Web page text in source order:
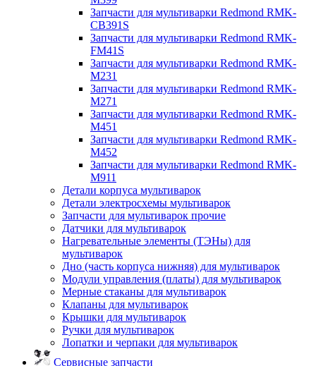
Запчасти для мультиварки Redmond RMK-
CB391S
Запчасти для мультиварки Redmond RMK-
FM41S
Запчасти для мультиварки Redmond RMK-
M231
Запчасти для мультиварки Redmond RMK-
M271
Запчасти для мультиварки Redmond RMK-
M451
Запчасти для мультиварки Redmond RMK-
M452
Запчасти для мультиварки Redmond RMK-
M911
Детали корпуса мультиварок
Детали электросхемы мультиварок
Запчасти для мультиварок прочие
Датчики для мультиварок
Нагревательные элементы (ТЭНы) для
мультиварок
Дно (часть корпуса нижняя) для мультиварок
Модули управления (платы) для мультиварок
Мерные стаканы для мультиварок
Клапаны для мультиварок
Крышки для мультиварок
Ручки для мультиварок
Лопатки и черпаки для мультиварок
Сервисные запчасти